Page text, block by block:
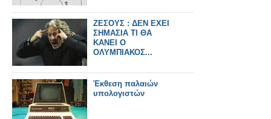
ΖΕΣΟΥΣ : ΔΕΝ ΕΧΕΙ
ΣΗΜΑΣΙΑ ΤΙ ΘΑ
ΚΑΝΕΙ Ο
ΟΛΥΜΠΙΑΚΟΣ...
Έκθεση παλαιών
υπολογιστών